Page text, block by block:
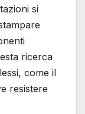
si
ricerca
come il
resistere